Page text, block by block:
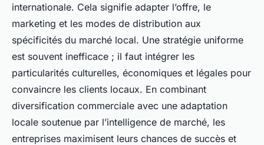
internationale. Cela signifie adapter l’offre, le
marketing et les modes de distribution aux
spécificités du marché local. Une stratégie uniforme
est souvent inefficace ; il faut intégrer les
particularités culturelles, économiques et légales pour
convaincre les clients locaux. En combinant
diversification commerciale avec une adaptation
locale soutenue par l’intelligence de marché, les
entreprises maximisent leurs chances de succès et